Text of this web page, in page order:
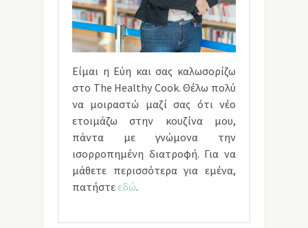
Είμαι η Εύη και σας καλωσορίζω
στο The Healthy Cook. Θέλω πολύ
να μοιραστώ μαζί σας ότι νέο
ετοιμάζω στην κουζίνα μου,
πάντα με γνώμονα την
ισορροπημένη διατροφή. Για να
μάθετε περισσότερα για εμένα,
πατήστε εδώ.